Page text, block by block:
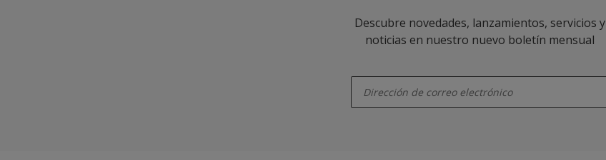
Descubre novedades, lanzamientos, servicios y
noticias en nuestro nuevo boletín mensual